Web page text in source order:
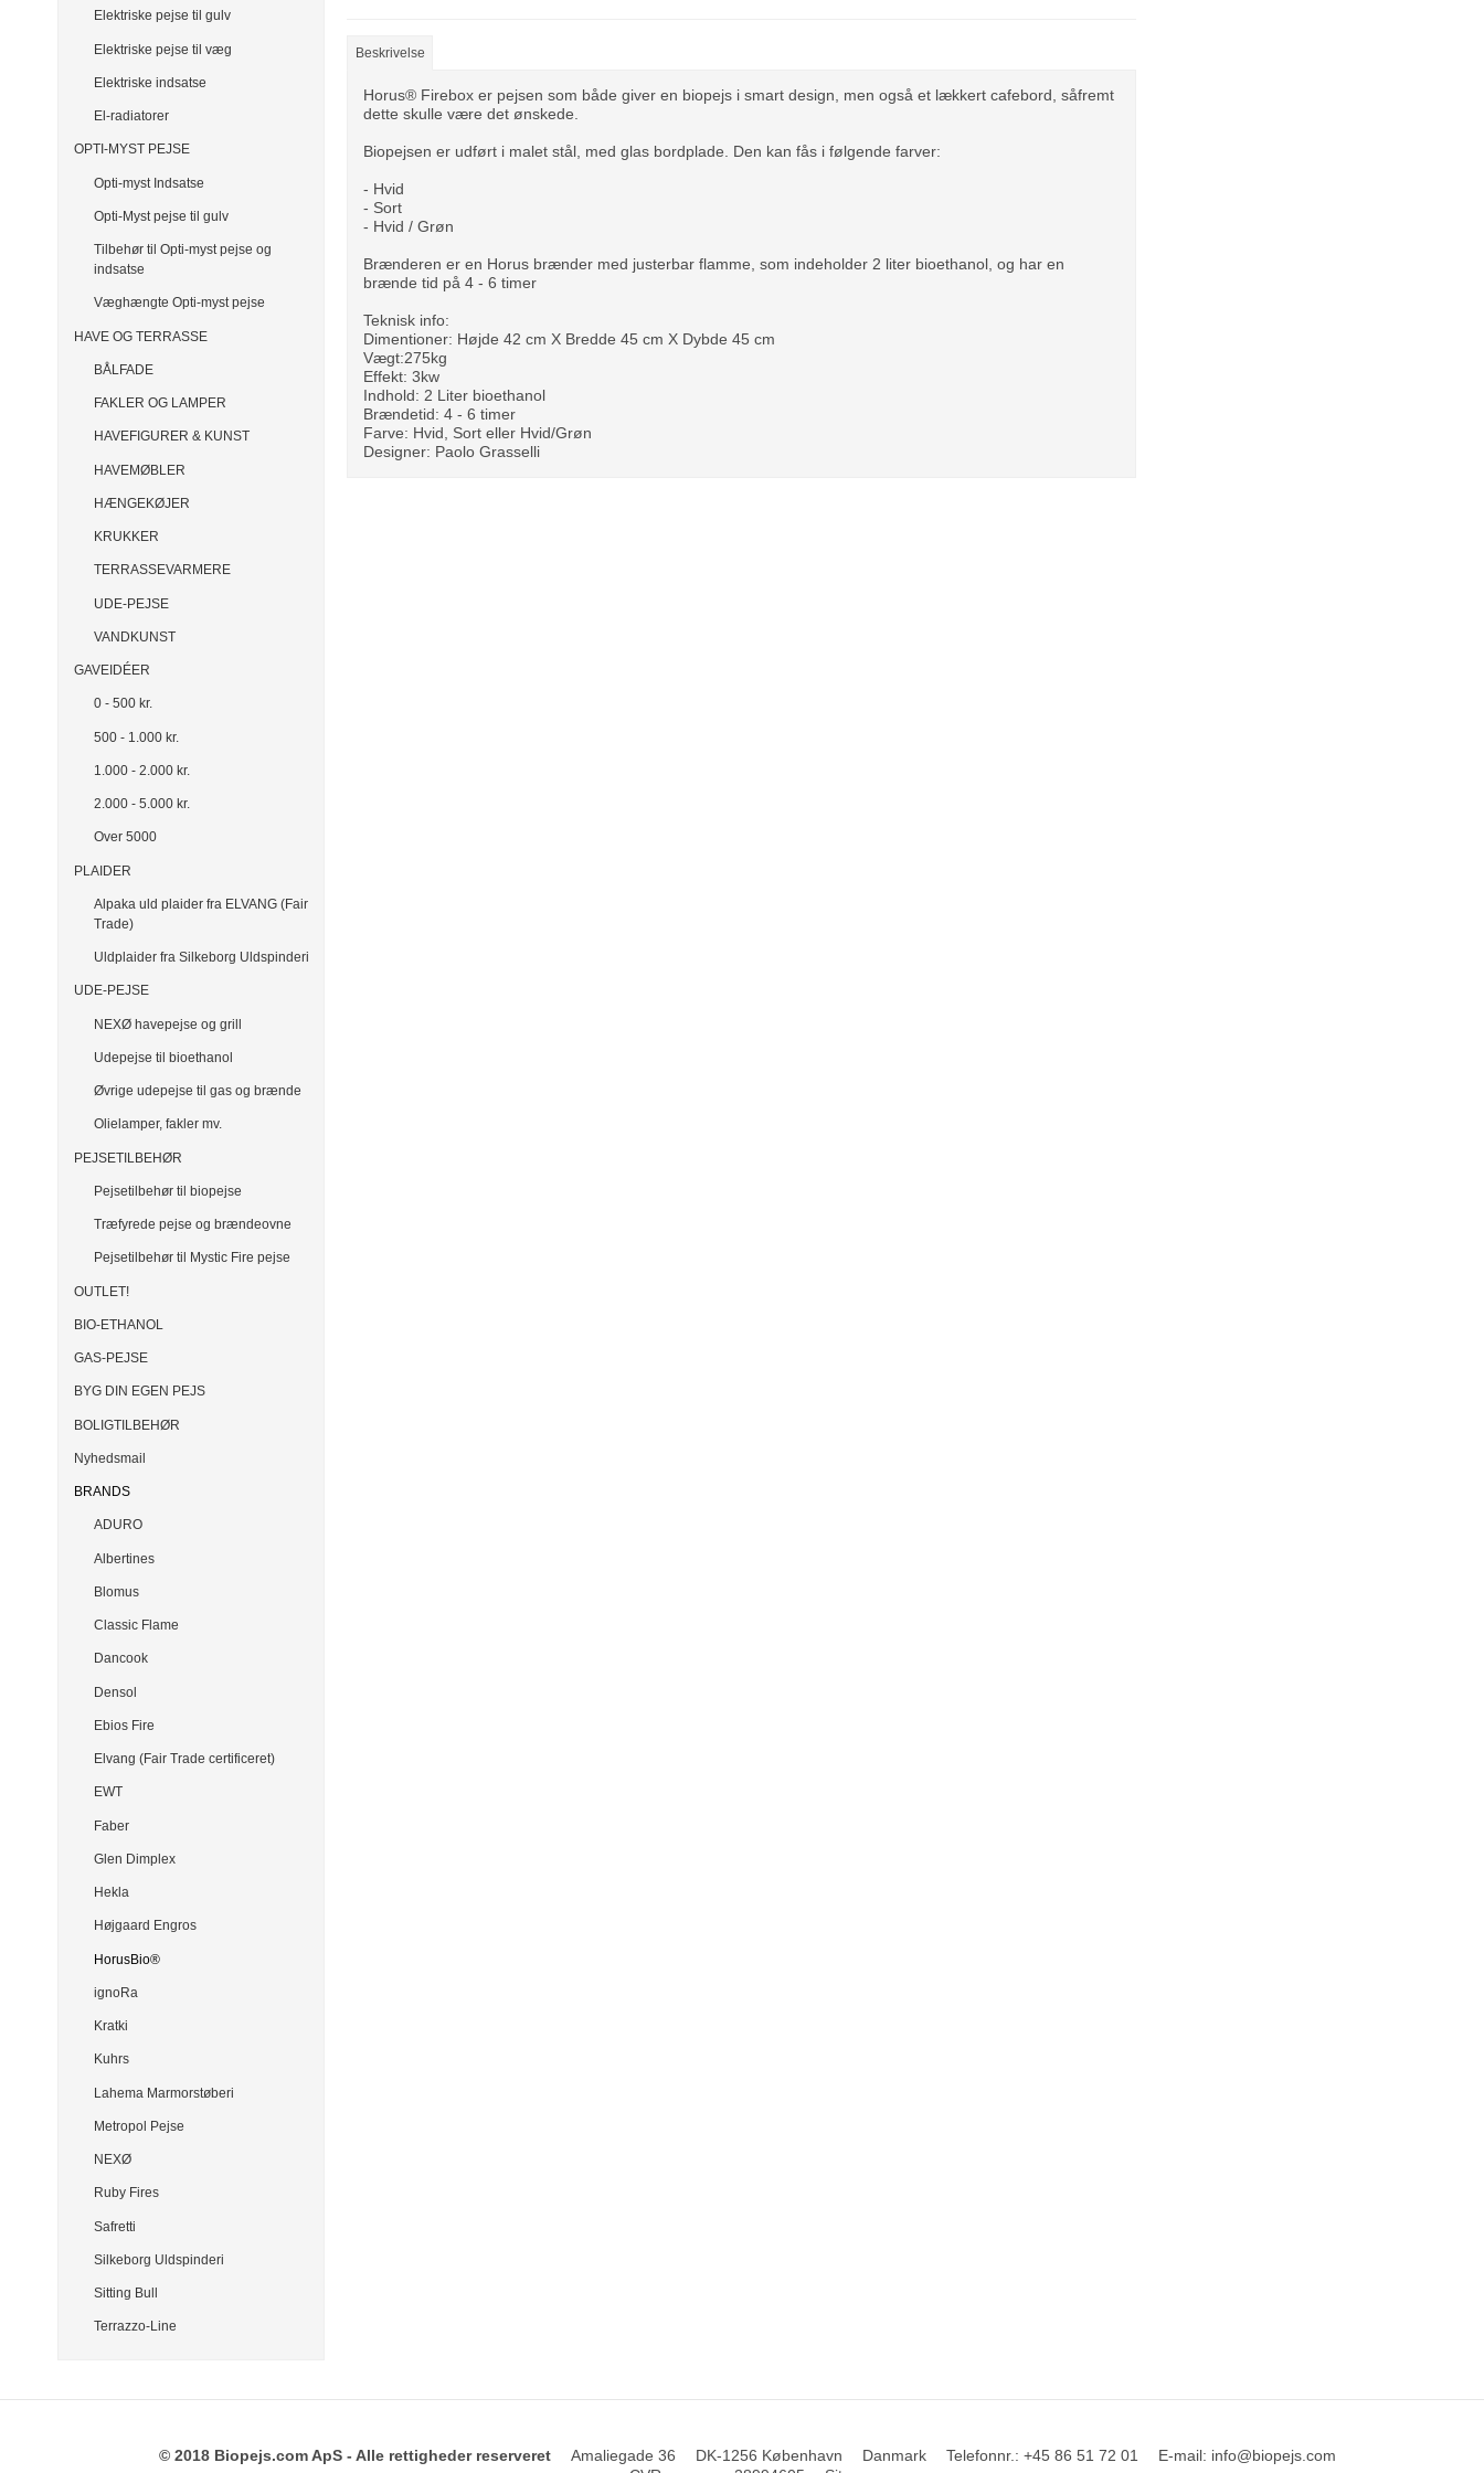
Elektriske pejse til gulv
Elektriske pejse til væg
Elektriske indsatse
El-radiatorer
OPTI-MYST PEJSE
Opti-myst Indsatse
Opti-Myst pejse til gulv
Tilbehør til Opti-myst pejse og
indsatse
Væghængte Opti-myst pejse
HAVE OG TERRASSE
BÅLFADE
FAKLER OG LAMPER
HAVEFIGURER & KUNST
HAVEMØBLER
HÆNGEKØJER
KRUKKER
TERRASSEVARMERE
UDE-PEJSE
VANDKUNST
GAVEIDÉER
0 - 500 kr.
500 - 1.000 kr.
1.000 - 2.000 kr.
2.000 - 5.000 kr.
Over 5000
PLAIDER
Alpaka uld plaider fra ELVANG (Fair
Trade)
Uldplaider fra Silkeborg Uldspinderi
UDE-PEJSE
NEXØ havepejse og grill
Udepejse til bioethanol
Øvrige udepejse til gas og brænde
Olielamper, fakler mv.
PEJSETILBEHØR
Pejsetilbehør til biopejse
Træfyrede pejse og brændeovne
Pejsetilbehør til Mystic Fire pejse
OUTLET!
BIO-ETHANOL
GAS-PEJSE
BYG DIN EGEN PEJS
BOLIGTILBEHØR
Nyhedsmail
BRANDS
ADURO
Albertines
Blomus
Classic Flame
Dancook
Densol
Ebios Fire
Elvang (Fair Trade certificeret)
EWT
Faber
Glen Dimplex
Hekla
Højgaard Engros
HorusBio®
ignoRa
Kratki
Kuhrs
Lahema Marmorstøberi
Metropol Pejse
NEXØ
Ruby Fires
Safretti
Silkeborg Uldspinderi
Sitting Bull
Terrazzo-Line
Beskrivelse
Horus® Firebox er pejsen som både giver en biopejs i smart design, men også et lækkert cafebord, såfremt
dette skulle være det ønskede.
Biopejsen er udført i malet stål, med glas bordplade. Den kan fås i følgende farver:
- Hvid
- Sort
- Hvid / Grøn
Brænderen er en Horus brænder med justerbar flamme, som indeholder 2 liter bioethanol, og har en
brænde tid på 4 - 6 timer
Teknisk info:
Dimentioner: Højde 42 cm X Bredde 45 cm X Dybde 45 cm
Vægt:275kg
Effekt: 3kw
Indhold: 2 Liter bioethanol
Brændetid: 4 - 6 timer
Farve: Hvid, Sort eller Hvid/Grøn
Designer: Paolo Grasselli
© 2018 Biopejs.com ApS - Alle rettigheder reserveret Amaliegade 36 DK-1256 København Danmark Telefonnr.: +45 86 51 72 01 E-mail: info@biopejs.com